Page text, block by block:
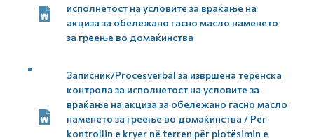
исполнетост на условите за враќање на
акциза за обележано гасно масло наменето
за греење во домаќинства
Записник/Procesverbal за извршена теренска
контрола за исполнетост на условите за
враќање на акциза за обележано гасно масло
наменето за греење во домаќинства / Për
kontrollin e kryer në terren për plotësimin e